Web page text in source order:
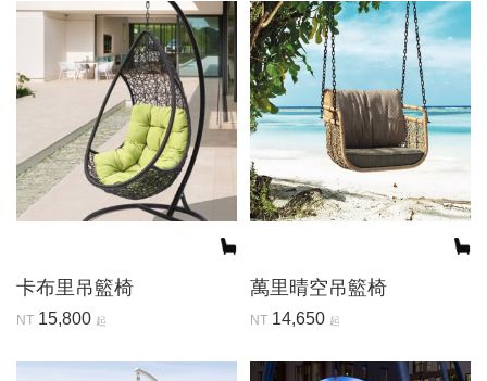
卡布里吊籃椅
NT 15,800 起
萬里晴空吊籃椅
NT 14,650 起